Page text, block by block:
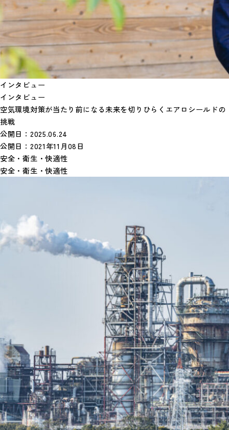
インタビュー
インタビュー
空気環境対策が当たり前になる未来を切りひらくエアロシールドの
挑戦
公開日： 2025.06.24
公開日： 2021年11月08日
安全・衛生・快適性
安全・衛生・快適性